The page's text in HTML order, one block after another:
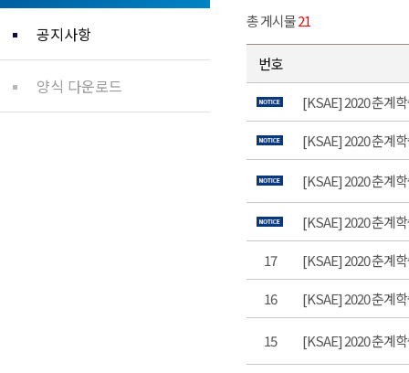
공지사항
양식 다운로드
총 게시물21
번호
[KSAE] 2020 춘계
[KSAE] 2020 춘계
[KSAE] 2020 춘계
[KSAE] 2020 춘계
17
[KSAE] 2020 춘계
16
[KSAE] 2020 춘계
15 [KSAE] 2020 춘계